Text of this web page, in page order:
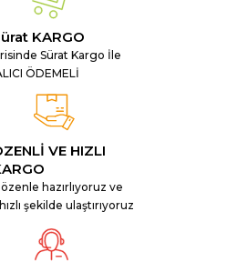
KARGO
Sürat Kargo İle
ÖDEMELİ
VE HIZLI
hazırlıyoruz ve
şekilde ulaştırıyoruz